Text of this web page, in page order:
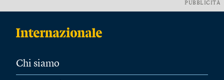
PUBBLICITÀ
Chi siamo